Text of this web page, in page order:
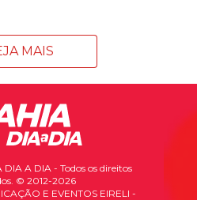
MAIS
A DIA - Todos os direitos
© 2012-2026
E EVENTOS EIRELI -